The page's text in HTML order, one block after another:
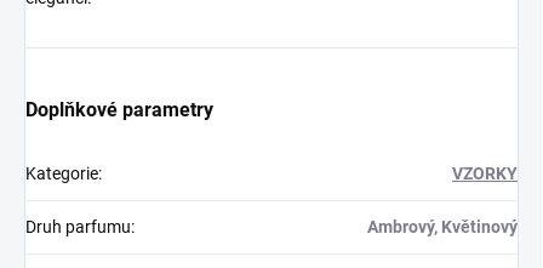
Doplňkové parametry
Kategorie: VZORKY
Druh parfumu: Ambrový, Květinový